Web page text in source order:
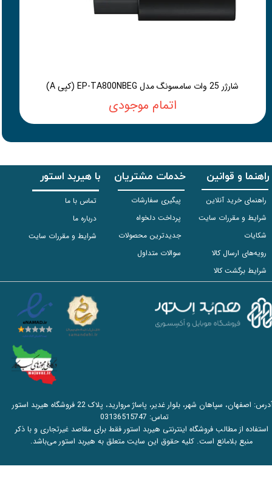
شارژر 25 وات سامسونگ مدل EP-TA800NBEG (کپی A)
اتمام موجودی
راهنما و قوانین
راهنمای خرید آنلاین
شرایط و مقررات سایت
شکایات
رویه‌های ارسال کالا
شرایط برگشت کالا
خدمات مشتریان
پیگیری سفارشات
پرداخت دلخواه
جدیدترین محصولات
سوالات متداول
با هیربد استور
تماس با ما
درباره ما
شرایط و مقررات سایت
آدرس: اصفهان، سپاهان شهر، بلوار غدیر، پاساژ مروارید، پلاک 22 فروشگاه هیربد استور
تماس: 03136515747
استفاده از مطالب فروشگاه اینترنتی هیربد استور فقط برای مقاصد غیرتجاری و با ذکر
منبع بلامانع است. کلیه حقوق این سایت متعلق به هیربد استور می‌باشد.​​​​​​​